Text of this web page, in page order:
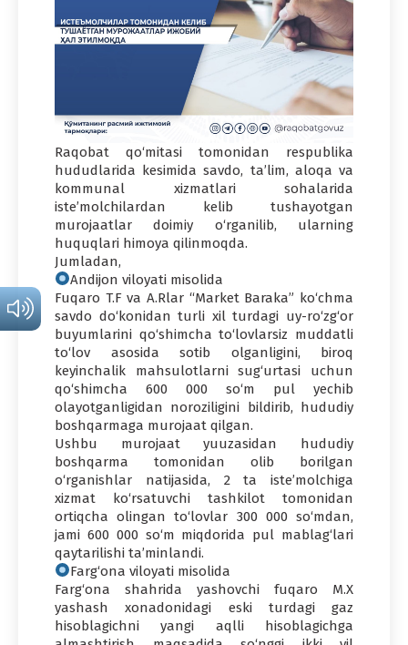
Raqobat qo‘mitasi tomonidan respublika
hududlarida kesimida savdo, ta’lim, aloqa va
kommunal xizmatlari sohalarida
iste’molchilardan kelib tushayotgan
murojaatlar doimiy o‘rganilib, ularning
huquqlari himoya qilinmoqda.
Jumladan,
Andijon viloyati misolida
Fuqaro T.F va A.Rlar “Market Baraka” ko‘chma
savdo do‘konidan turli xil turdagi uy-ro‘zg‘or
buyumlarini qo‘shimcha to‘lovlarsiz muddatli
to‘lov asosida sotib olganligini, biroq
keyinchalik mahsulotlarni sug‘urtasi uchun
qo‘shimcha 600 000 so‘m pul yechib
olayotganligidan noroziligini bildirib, hududiy
boshqarmaga murojaat qilgan.
Ushbu murojaat yuuzasidan hududiy
boshqarma tomonidan olib borilgan
o‘rganishlar natijasida, 2 ta iste’molchiga
xizmat ko‘rsatuvchi tashkilot tomonidan
ortiqcha olingan to‘lovlar 300 000 so‘mdan,
jami 600 000 so‘m miqdorida pul mablag‘lari
qaytarilishi ta’minlandi.
Farg‘ona viloyati misolida
Farg‘ona shahrida yashovchi fuqaro M.X
yashash xonadonidagi eski turdagi gaz
hisoblagichni yangi aqlli hisoblagichga